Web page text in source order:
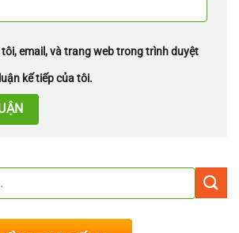
email, và trang web trong trình duyệt
kế tiếp của tôi.